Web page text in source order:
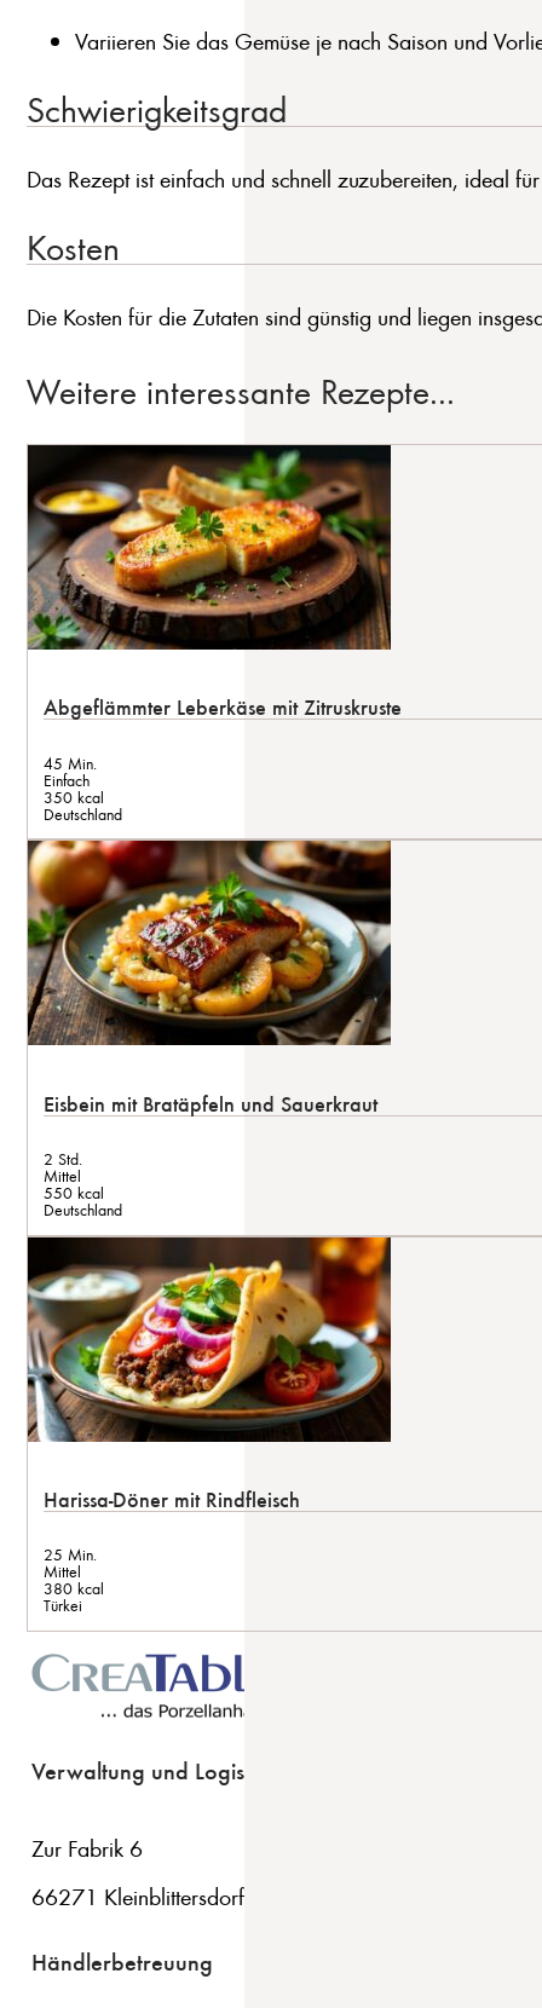
Variieren Sie das Gemüse je nach Saison und
Schwierigkeitsgrad
Das Rezept ist einfach und schnell zuzubereiten, ideal
Kosten
Die Kosten für die Zutaten sind günstig und liegen
Weitere interessante Rezepte...
Abgeflämmter Leberkäse mit Zitruskruste
45 Min.
Einfach
350 kcal
Deutschland
Eisbein mit Bratäpfeln und Sauerkraut
2 Std.
Mittel
550 kcal
Deutschland
Harissa-Döner mit Rindfleisch
25 Min.
Mittel
380 kcal
Türkei
Verwaltung und Logistik
Zur Fabrik 6
66271 Kleinblittersdorf
Händlerbetreuung